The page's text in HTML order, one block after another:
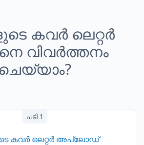
കവർ ലെറ്റർ
വിവർത്തനം
പടി 1
കവർ ലെറ്റർ അപ്‌ലോഡ്